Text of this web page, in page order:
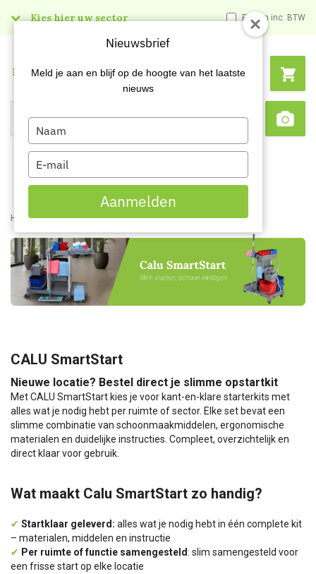
Kies hier uw sector Prijzen inc. BTW
Search
Menu
Home Content Calu SmartStart
CALU SmartStart
Nieuwe locatie? Bestel direct je slimme opstartkit
Met CALU SmartStart kies je voor kant-en-klare starterkits met
alles wat je nodig hebt per ruimte of sector. Elke set bevat een
slimme combinatie van schoonmaakmiddelen, ergonomische
materialen en duidelijke instructies. Compleet, overzichtelijk en
direct klaar voor gebruik.
Wat maakt Calu SmartStart zo handig?
✔ Startklaar geleverd: alles wat je nodig hebt in één complete kit
– materialen, middelen en instructie
✔ Per ruimte of functie samengesteld: slim samengesteld voor
een frisse start op elke locatie
Nieuwsbrief
Meld je aan en blijf op de hoogte van het laatste
nieuws
Type
your
name
Type
your
email
Aanmelden